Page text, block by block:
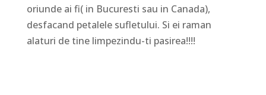
oriunde ai fi( in Bucuresti sau in Canada),
desfacand petalele sufletului. Si ei raman
alaturi de tine limpezindu-ti pasirea!!!!